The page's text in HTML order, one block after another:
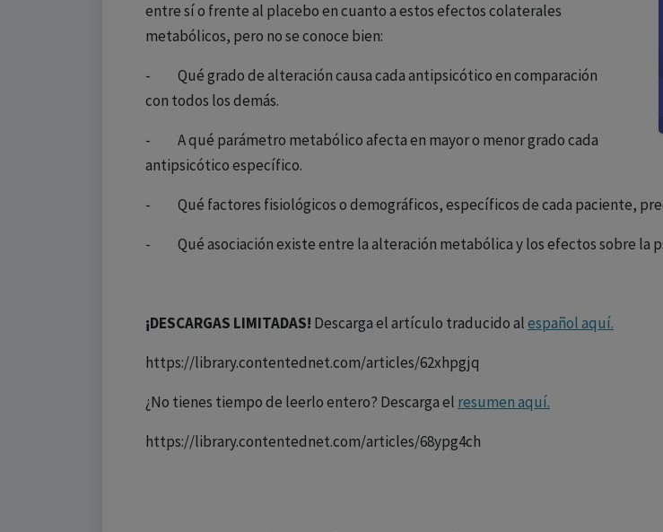
entre sí o frente al placebo en cuanto a estos efectos colaterales
metabólicos, pero no se conoce bien:
- Qué grado de alteración causa cada antipsicótico en comparación
con todos los demás.
- A qué parámetro metabólico afecta en mayor o menor grado cada
antipsicótico específico.
- Qué factores fisiológicos o demográficos, específicos de cada paciente,
- Qué asociación existe entre la alteración metabólica y los efectos sobre la
¡DESCARGAS LIMITADAS! Descarga el artículo traducido alespañol aquí.
https://library.contentednet.com/articles/62xhpgjq
¿No tienes tiempo de leerlo entero? Descarga el resumen aquí.
https://library.contentednet.com/articles/68ypg4ch